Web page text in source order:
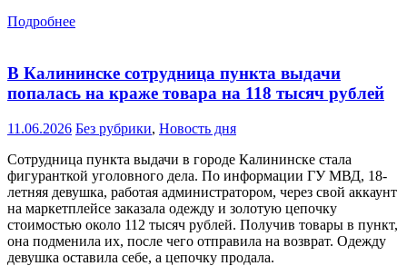
Подробнее
В Калининске сотрудница пункта выдачи
попалась на краже товара на 118 тысяч рублей
11.06.2026 Без рубрики, Новость дня
Сотрудница пункта выдачи в городе Калининске стала
фигуранткой уголовного дела. По информации ГУ МВД, 18-
летняя девушка, работая администратором, через свой аккаунт
на маркетплейсе заказала одежду и золотую цепочку
стоимостью около 112 тысяч рублей. Получив товары в пункт,
она подменила их, после чего отправила на возврат. Одежду
девушка оставила себе, а цепочку продала.